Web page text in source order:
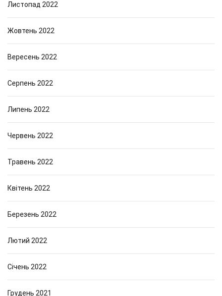
Листопад 2022
Жовтень 2022
Вересень 2022
Серпень 2022
Липень 2022
Червень 2022
Травень 2022
Квітень 2022
Березень 2022
Лютий 2022
Січень 2022
Грудень 2021